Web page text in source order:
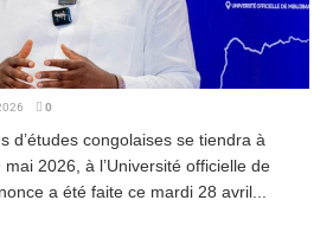
0
d’études congolaises se tiendra à
2026, à l’Université officielle de
a été faite ce mardi 28 avril...